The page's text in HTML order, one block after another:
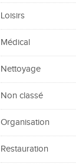
Loisirs
Médical
Nettoyage
Non classé
Organisation
Restauration